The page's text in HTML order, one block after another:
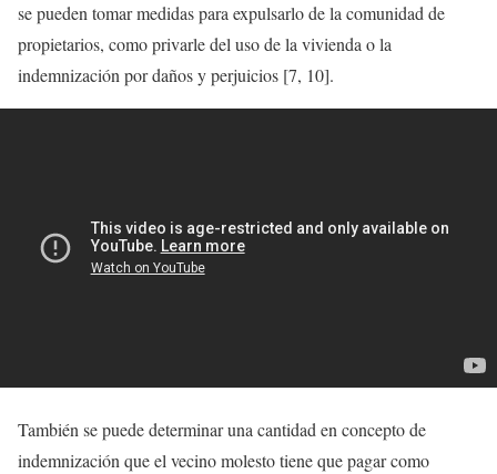
se pueden tomar medidas para expulsarlo de la comunidad de
propietarios, como privarle del uso de la vivienda o la
indemnización por daños y perjuicios [7, 10].
También se puede determinar una cantidad en concepto de
indemnización que el vecino molesto tiene que pagar como